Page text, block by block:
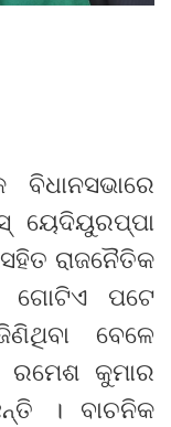
ୟେଦିୟୁରପ୍ପା
ରାଜନୈତିକ
ଗୋଟିଏ ପଟେ
ବେଳେ
କୁମାର
। ବାଚନିକ